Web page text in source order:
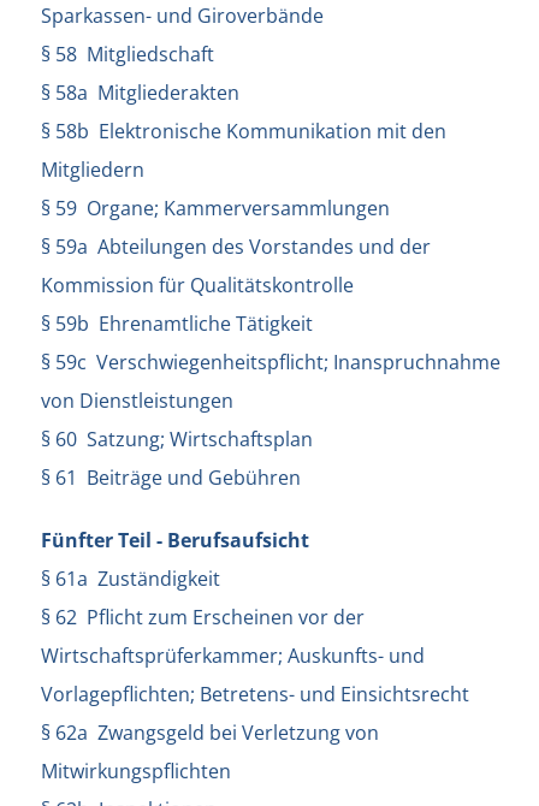
Sparkassen- und Giroverbände
§ 58 Mitgliedschaft
§ 58a Mitgliederakten
§ 58b Elektronische Kommunikation mit den
Mitgliedern
§ 59 Organe; Kammerversammlungen
§ 59a Abteilungen des Vorstandes und der
Kommission für Qualitätskontrolle
§ 59b Ehrenamtliche Tätigkeit
§ 59c Verschwiegenheitspflicht; Inanspruchnahme
von Dienstleistungen
§ 60 Satzung; Wirtschaftsplan
§ 61 Beiträge und Gebühren
Fünfter Teil - Berufsaufsicht
§ 61a Zuständigkeit
§ 62 Pflicht zum Erscheinen vor der
Wirtschaftsprüferkammer; Auskunfts- und
Vorlagepflichten; Betretens- und Einsichtsrecht
§ 62a Zwangsgeld bei Verletzung von
Mitwirkungspflichten